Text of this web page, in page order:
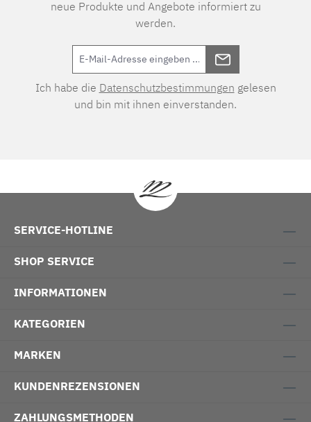
neue Produkte und Angebote informiert zu
werden.
Ich habe die Datenschutzbestimmungen gelesen
und bin mit ihnen einverstanden.
SERVICE-HOTLINE
SHOP SERVICE
INFORMATIONEN
KATEGORIEN
MARKEN
KUNDENREZENSIONEN
ZAHLUNGSMETHODEN